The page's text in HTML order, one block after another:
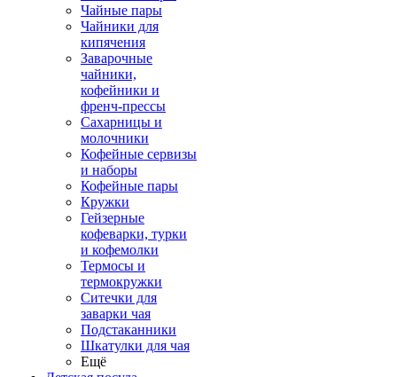
Чайные пары
Чайники для
кипячения
Заварочные
чайники,
кофейники и
френч-прессы
Сахарницы и
молочники
Кофейные сервизы
и наборы
Кофейные пары
Кружки
Гейзерные
кофеварки, турки
и кофемолки
Термосы и
термокружки
Ситечки для
заварки чая
Подстаканники
Шкатулки для чая
Ещё